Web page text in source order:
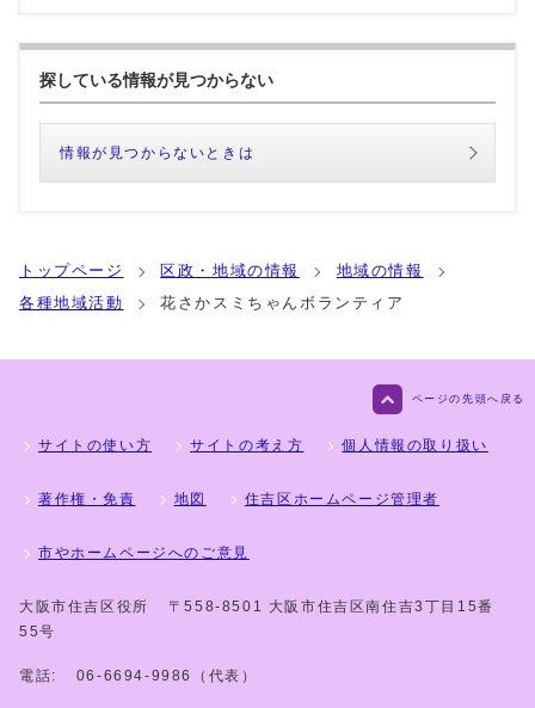
探している情報が見つからない
情報が見つからないときは
トップページ 区政・地域の情報
地域の情報
各種地域活動
花さかスミちゃんボランティア
ページの先頭へ戻る
サイトの使い方 サイトの考え方 個人情報の取り扱い
著作権・免責 地図 住吉区ホームページ管理者
市やホームページへのご意見
大阪市住吉区役所
〒558-8501 大阪市住吉区南住吉3丁目15番
55号
電話: 06-6694-9986（代表）